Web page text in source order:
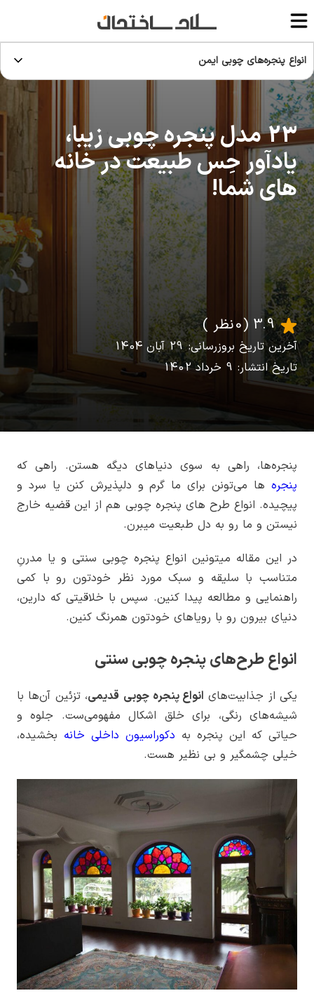
انواع پنجره‌های چوبی ایمن
23 مدل پنجره چوبی زیبا،
یادآور حِس طبیعت در خانه
های شما!
آخرین تاریخ بروزرسانی: 29 آبان 1404
تاریخ انتشار: 9 خرداد 1402
3.9 (0 نظر )
پنجره‌ها، راهی به سوی دنیاهای دیگه هستن. راهی که
پنجره ها می‌تونن برای ما گرم و دلپذیرش کنن یا سرد و
پیچیده. انواع طرح های پنجره چوبی هم از این قضیه خارج
نیستن و ما رو به دل طبعیت میبرن.
در این مقاله میتونین انواع پنجره چوبی سنتی و یا مدرنِ
متناسب با سلیقه و سبک مورد نظر خودتون رو با کمی
راهنمایی و مطالعه پیدا کنین. سپس با خلاقیتی که دارین،
دنیای بیرون رو با رویاهای خودتون همرنگ کنین.
انواع طرح‌های پنجره چوبی سنتی
یکی از جذابیت‌های انواع پنجره چوبی قدیمی، تزئین آن‌ها با
شیشه‌های رنگی، برای خلق اشکال مفهومی‌ست. جلوه و
حیاتی که این پنجره به دکوراسیون داخلی خانه بخشیده،
خیلی چشمگیر و بی نظیر هست.